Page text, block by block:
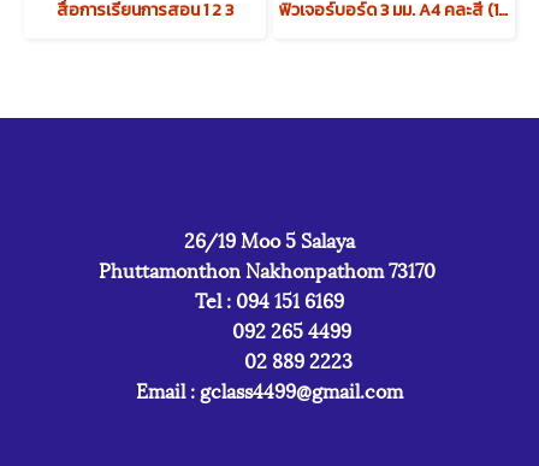
สื่อการเรียนการสอน 1 2 3 ฟิวเจอร์บอร์ด 3 มม. A4 คละสี (1x4) x12 แพค
26/19 Moo 5 Salaya
Phuttamonthon Nakhonpathom 73170
Tel : 094 151 6169
092 265 4499
02 889 2223
Email : gclass4499@gmail.com